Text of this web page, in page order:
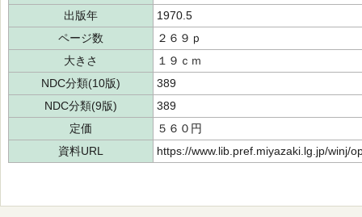
出版年
1970.5
ページ数
２６９ｐ
大きさ
１９ｃｍ
NDC分類(10版)
389
NDC分類(9版)
389
定価
５６０円
資料URL
https://www.lib.pref.miyazaki.lg.jp/winj/